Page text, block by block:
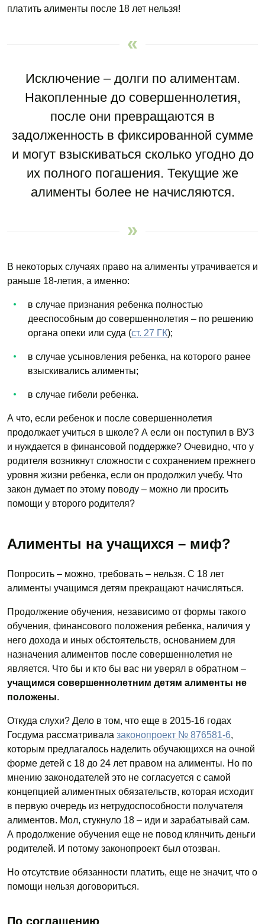
платить алименты после 18 лет нельзя!
Исключение – долги по алиментам.
Накопленные до совершеннолетия,
после они превращаются в
задолженность в фиксированной сумме
и могут взыскиваться сколько угодно до
их полного погашения. Текущие же
алименты более не начисляются.
В некоторых случаях право на алименты утрачивается и
раньше 18-летия, а именно:
в случае признания ребенка полностью
дееспособным до совершеннолетия – по решению
органа опеки или суда (ст. 27 ГК);
в случае усыновления ребенка, на которого ранее
взыскивались алименты;
в случае гибели ребенка.
А что, если ребенок и после совершеннолетия
продолжает учиться в школе? А если он поступил в ВУЗ
и нуждается в финансовой поддержке? Очевидно, что у
родителя возникнут сложности с сохранением прежнего
уровня жизни ребенка, если он продолжил учебу. Что
закон думает по этому поводу – можно ли просить
помощи у второго родителя?
Алименты на учащихся – миф?
Попросить – можно, требовать – нельзя. С 18 лет
алименты учащимся детям прекращают начисляться.
Продолжение обучения, независимо от формы такого
обучения, финансового положения ребенка, наличия у
него дохода и иных обстоятельств, основанием для
назначения алиментов после совершеннолетия не
является. Что бы и кто бы вас ни уверял в обратном –
учащимся совершеннолетним детям алименты не
положены.
Откуда слухи? Дело в том, что еще в 2015-16 годах
Госдума рассматривала законопроект № 876581-6,
которым предлагалось наделить обучающихся на очной
форме детей с 18 до 24 лет правом на алименты. Но по
мнению законодателей это не согласуется с самой
концепцией алиментных обязательств, которая исходит
в первую очередь из нетрудоспособности получателя
алиментов. Мол, стукнуло 18 – иди и зарабатывай сам.
А продолжение обучения еще не повод клянчить деньги
родителей. И потому законопроект был отозван.
Но отсутствие обязанности платить, еще не значит, что о
помощи нельзя договориться.
По соглашению